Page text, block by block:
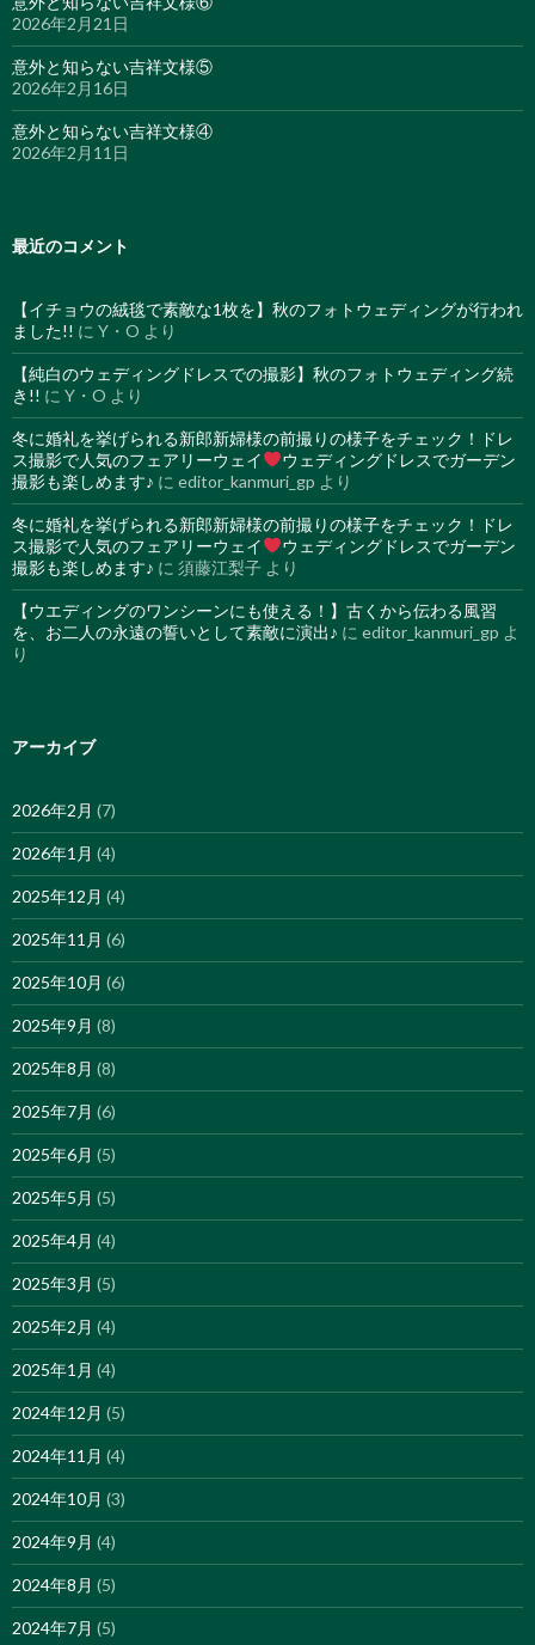
2026年2月21日
意外と知らない吉祥文様⑤
2026年2月16日
意外と知らない吉祥文様④
2026年2月11日
最近のコメント
【イチョウの絨毯で素敵な1枚を】秋のフォトウェディングが行われ
ました!! に Y・O より
【純白のウェディングドレスでの撮影】秋のフォトウェディング続
き!! に Y・O より
冬に婚礼を挙げられる新郎新婦様の前撮りの様子をチェック！ドレ
ス撮影で人気のフェアリーウェイ
ウェディングドレスでガーデン
撮影も楽しめます♪ に editor_kanmuri_gp より
冬に婚礼を挙げられる新郎新婦様の前撮りの様子をチェック！ドレ
ス撮影で人気のフェアリーウェイ
ウェディングドレスでガーデン
撮影も楽しめます♪ に 須藤江梨子 より
【ウエディングのワンシーンにも使える！】古くから伝わる風習
を、お二人の永遠の誓いとして素敵に演出♪ に editor_kanmuri_gp よ
り
アーカイブ
2026年2月 (7)
2026年1月 (4)
2025年12月 (4)
2025年11月 (6)
2025年10月 (6)
2025年9月 (8)
2025年8月 (8)
2025年7月 (6)
2025年6月 (5)
2025年5月 (5)
2025年4月 (4)
2025年3月 (5)
2025年2月 (4)
2025年1月 (4)
2024年12月 (5)
2024年11月 (4)
2024年10月 (3)
2024年9月 (4)
2024年8月 (5)
2024年7月 (5)